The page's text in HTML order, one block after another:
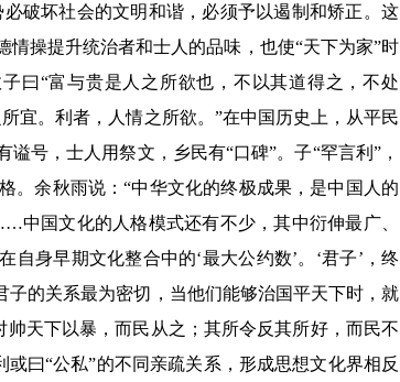
破坏社会的文明和谐，必须予以遏制和矫正。这
情操提升统治者和士人的品味，也使“天下为家”时
曰“富与贵是人之所欲也，不以其道得之，不处
宜。利者，人情之所欲。 ”在中国历史上，从平民
谥号，士人用祭文，乡民有“口碑”。子“罕言利 ”，
。余秋雨说：“中华文化的终极成果，是中国人的
中国文化的人格模式还有不少，其中衍伸最广、
自身早期文化整合中的‘最大公约数’。 ‘君子’ ，终
子的关系最为密切，当他们能够治国平天下时，就
天下以暴，而民从之；其所令反其所好，而民不
或曰“公私”的不同亲疏关系，形成思想文化界相反